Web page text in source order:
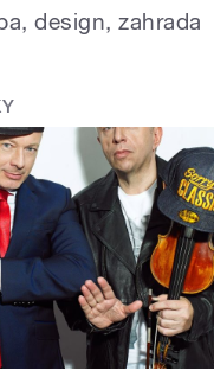
design, zahrada